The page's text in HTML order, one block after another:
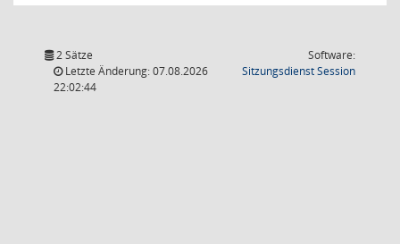
2 Sätze
Letzte Änderung: 07.08.2026
22:02:44
Software:
SitzungsdienstSession(Wird in